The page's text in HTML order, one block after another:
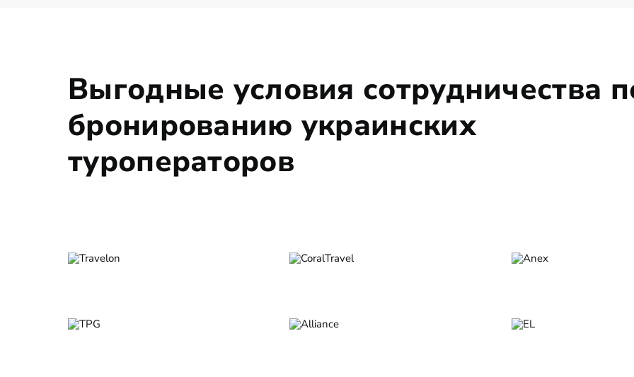
Выгодные условия сотрудничества
бронированию украинских
туроператоров